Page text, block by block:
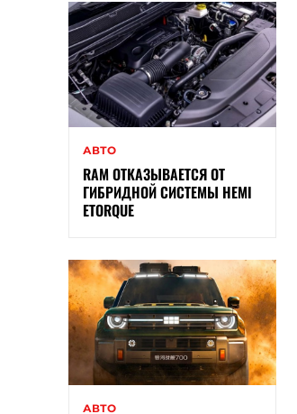
АВТО
RAM ОТКАЗЫВАЕТСЯ ОТ
ГИБРИДНОЙ СИСТЕМЫ HEMI
ETORQUE
АВТО